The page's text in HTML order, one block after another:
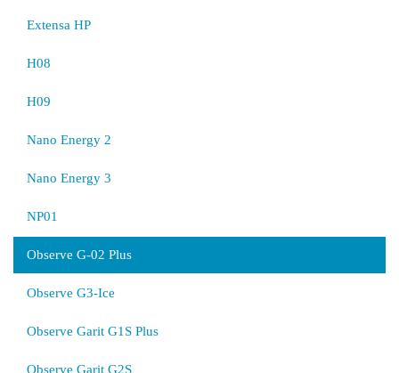
Extensa HP
H08
H09
Nano Energy 2
Nano Energy 3
NP01
Observe G-02 Plus
Observe G3-Ice
Observe Garit G1S Plus
Observe Garit G2S